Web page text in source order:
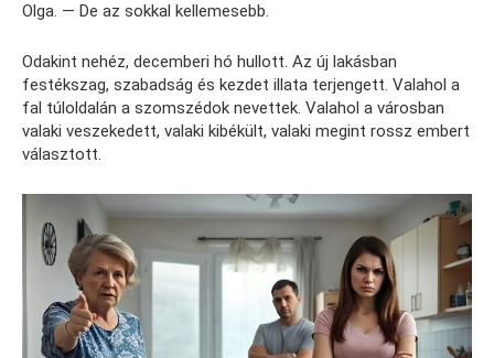
Olga. — De az sokkal kellemesebb.
Odakint nehéz, decemberi hó hullott. Az új lakásban
festékszag, szabadság és kezdet illata terjengett. Valahol a
fal túloldalán a szomszédok nevettek. Valahol a városban
valaki veszekedett, valaki kibékült, valaki megint rossz embert
választott.